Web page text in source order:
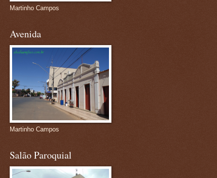
Martinho Campos
Avenida
Martinho Campos
Salão Paroquial